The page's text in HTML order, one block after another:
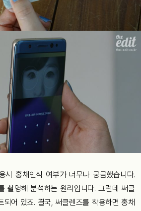
시 홍채인식 여부가 너무나 궁금했습니다.
촬영해 분석하는 원리입니다. 그런데 써클
되어 있죠. 결국, 써클렌즈를 착용하면 홍채